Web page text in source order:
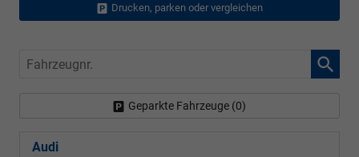
Drucken, parken oder vergleichen
Fahrzeugnr.
Geparkte Fahrzeuge (0)
Audi